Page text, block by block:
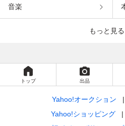
音楽
もっと見る
トップ 出品
Yahoo!オークション
Yahoo!ショッピング